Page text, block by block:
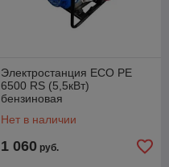
Электростанция ECO PE
6500 RS (5,5кВт)
бензиновая
Нет в наличии
1 060 руб.